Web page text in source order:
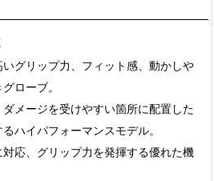
グリップ力、フィット感、動かしや
ローブ。
メージを受けやすい箇所に配置した
ハイパフォーマンスモデル。
応、グリップ力を発揮する優れた機